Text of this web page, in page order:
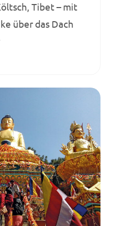
Tibet – mit
über das Dach